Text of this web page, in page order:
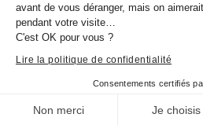
avant de vous déranger, mais on
pendant votre visite…
C'est OK pour vous ?
Lire la politique de confidentialité
Consentements certifiés
Non merci Je choisis
CdC, musée de la Corse/P.
Pierangeli